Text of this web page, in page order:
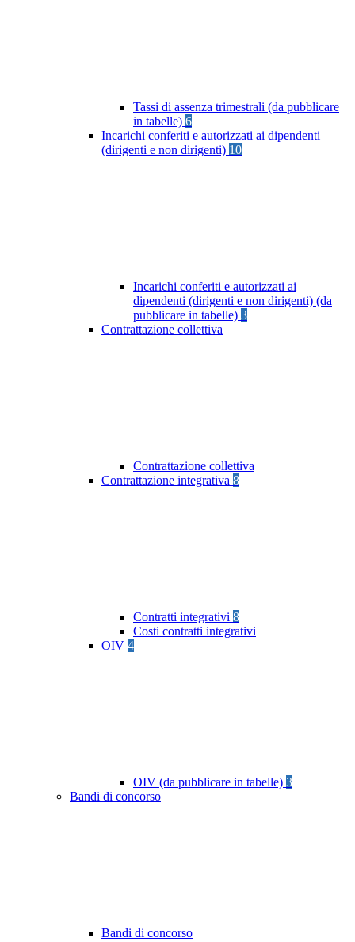
Tassi di assenza trimestrali (da pubblicare
in tabelle) 6
Incarichi conferiti e autorizzati ai dipendenti
(dirigenti e non dirigenti) 10
Incarichi conferiti e autorizzati ai
dipendenti (dirigenti e non dirigenti) (da
pubblicare in tabelle) 3
Contrattazione collettiva
Contrattazione collettiva
Contrattazione integrativa 8
Contratti integrativi 8
Costi contratti integrativi
OIV 4
OIV (da pubblicare in tabelle) 3
Bandi di concorso
Bandi di concorso